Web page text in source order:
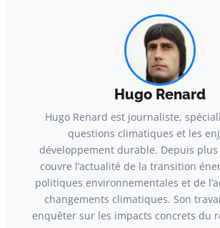
Hugo Renard
Hugo Renard est journaliste,
questions climatiques et les
développement durable. Depuis
couvre l’actualité de la transition
politiques environnementales et de
changements climatiques. Son
enquêter sur les impacts concrets du